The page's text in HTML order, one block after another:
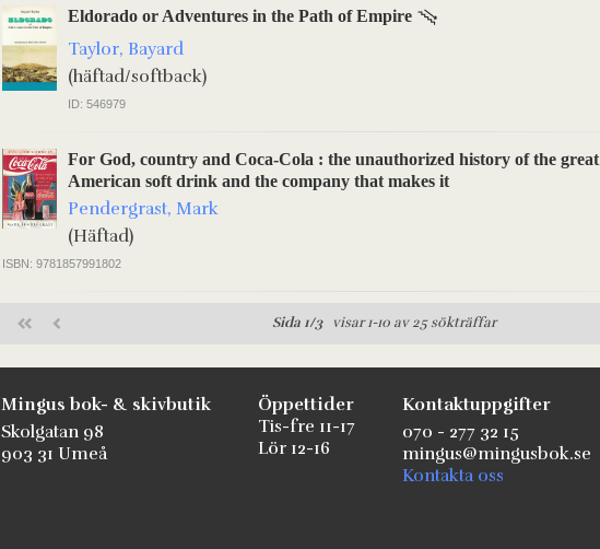
Eldorado or Adventures in the Path of Empire
Taylor, Bayard
(häftad/softback)
ID: 546979
For God, country and Coca-Cola : the unauthorized history of the great
American soft drink and the company that makes it
Pendergrast, Mark
(Häftad)
ISBN: 9781857991802
Sida 1/3visar 1-10 av 25 sökträffar
Mingus bok- & skivbutik
Skolgatan 98
903 31 Umeå
Öppettider
Tis-fre 11-17
Lör 12-16
Kontaktuppgifter
070 - 277 32 15
mingus@mingusbok.se
Kontakta oss